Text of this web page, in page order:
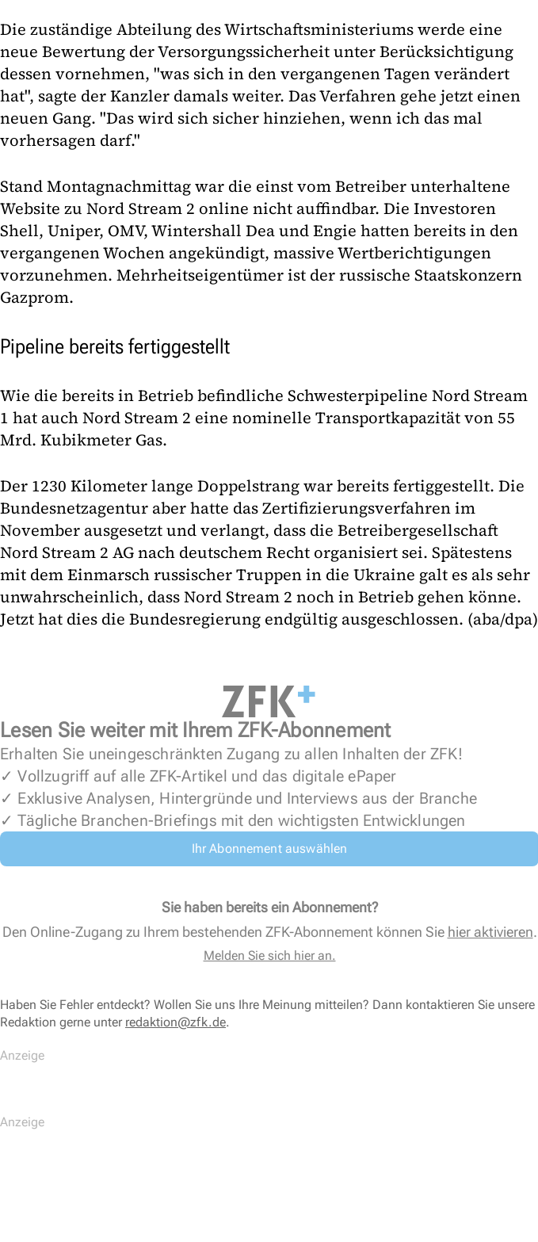
Die zuständige Abteilung des Wirtschaftsministeriums werde eine
neue Bewertung der Versorgungssicherheit unter Berücksichtigung
dessen vornehmen, "was sich in den vergangenen Tagen verändert
hat", sagte der Kanzler damals weiter. Das Verfahren gehe jetzt einen
neuen Gang. "Das wird sich sicher hinziehen, wenn ich das mal
vorhersagen darf."
Stand Montagnachmittag war die einst vom Betreiber unterhaltene
Website zu Nord Stream 2 online nicht auffindbar. Die Investoren
Shell, Uniper, OMV, Wintershall Dea und Engie hatten bereits in den
vergangenen Wochen angekündigt, massive Wertberichtigungen
vorzunehmen. Mehrheitseigentümer ist der russische Staatskonzern
Gazprom.
Pipeline bereits fertiggestellt
Wie die bereits in Betrieb befindliche Schwesterpipeline Nord Stream
1 hat auch Nord Stream 2 eine nominelle Transportkapazität von 55
Mrd. Kubikmeter Gas.
Der 1230 Kilometer lange Doppelstrang war bereits fertiggestellt. Die
Bundesnetzagentur aber hatte das Zertifizierungsverfahren im
November ausgesetzt und verlangt, dass die Betreibergesellschaft
Nord Stream 2 AG nach deutschem Recht organisiert sei. Spätestens
mit dem Einmarsch russischer Truppen in die Ukraine galt es als sehr
unwahrscheinlich, dass Nord Stream 2 noch in Betrieb gehen könne.
Jetzt hat dies die Bundesregierung endgültig ausgeschlossen. (aba/dpa)
Lesen Sie weiter mit Ihrem ZFK-Abonnement
Erhalten Sie uneingeschränkten Zugang zu allen Inhalten der ZFK!
✓ Vollzugriff auf alle ZFK-Artikel und das digitale ePaper
✓ Exklusive Analysen, Hintergründe und Interviews aus der Branche
✓ Tägliche Branchen-Briefings mit den wichtigsten Entwicklungen
Ihr Abonnement auswählen
Sie haben bereits ein Abonnement?
Den Online-Zugang zu Ihrem bestehenden ZFK-Abonnement können Sie hier aktivieren.
Melden Sie sich hier an.
Haben Sie Fehler entdeckt? Wollen Sie uns Ihre Meinung mitteilen? Dann kontaktieren Sie unsere
Redaktion gerne unter redaktion@zfk.de.